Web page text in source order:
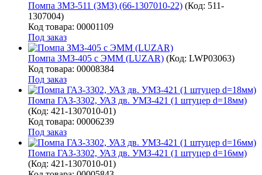
Помпа ЗМЗ-511 (ЗМЗ) (66-1307010-22) (Код: 511-
1307004)
Код товара: 00001109
Под заказ
Помпа ЗМЗ-405 с ЭММ (LUZAR) (Код: LWP03063)
Код товара: 00008384
Под заказ
Помпа ГАЗ-3302, УАЗ дв. УМЗ-421 (1 штуцер d=18мм)
(Код: 421-1307010-01)
Код товара: 00006239
Под заказ
Помпа ГАЗ-3302, УАЗ дв. УМЗ-421 (1 штуцер d=16мм)
(Код: 421-1307010-01)